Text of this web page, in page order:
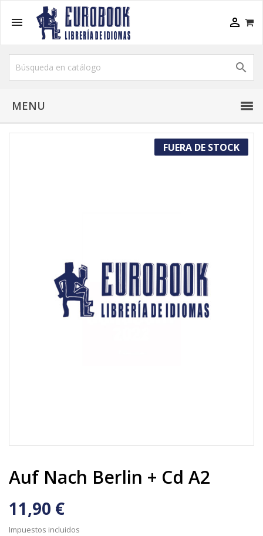
 

MENU
FUERA DE STOCK
Auf Nach Berlin + Cd A2
11,90 €
Impuestos incluidos